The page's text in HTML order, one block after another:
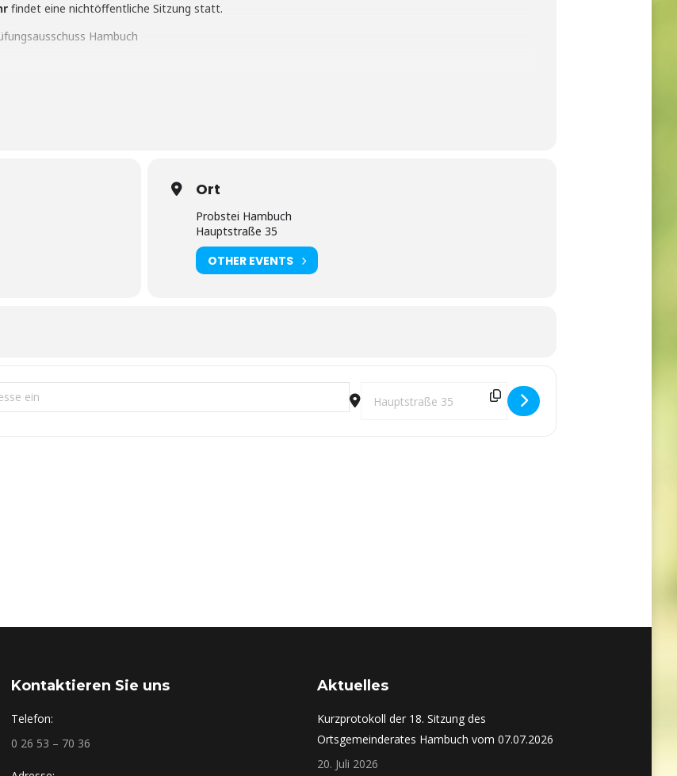
findet eine nichtöffentliche Sitzung statt.
Hambuch
einer Maske bis zur Einnahme eines Sitzplatzes empfohlen.
Ort
Probstei Hambuch
Hauptstraße 35
OTHER EVENTS
Rechnungsprüfungs-Ausschusses am 08.12.2022 [3eWTE8y3h] Destination Address - 4. Sitzung des Rechnungsprüfungs-
Kontaktieren Sie uns
Telefon:
0 26 53 – 70 36
Aktuelles
Kurzprotokoll der 18. Sitzung des
Ortsgemeinderates Hambuch vom 07.07.2026
20. Juli 2026